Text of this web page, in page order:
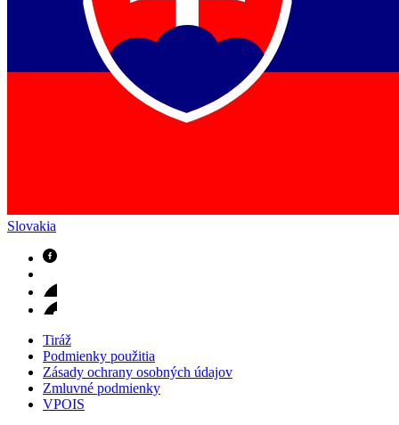
Slovakia
Tiráž
Podmienky použitia
Zásady ochrany osobných údajov
Zmluvné podmienky
VPOIS